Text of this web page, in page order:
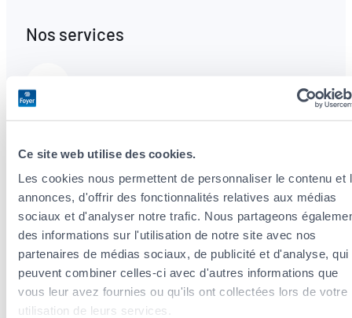
Ce site web utilise des cookies.
Les cookies nous permettent de personnaliser le contenu et
annonces, d'offrir des fonctionnalités relatives aux médias
sociaux et d'analyser notre trafic. Nous partageons
des informations sur l'utilisation de notre site avec nos
partenaires de médias sociaux, de publicité et d'analyse, qui
peuvent combiner celles-ci avec d'autres informations que
vous leur avez fournies ou qu'ils ont collectées lors de votre
utilisation de leurs services.
Nos services
conseillons sur les déductions fiscales dans le
cadre de vos primes d’assurances.
Assurance Prévoyance Patrimoine
Des solutions complètes et flexibles adaptées
à votre cycle de vie